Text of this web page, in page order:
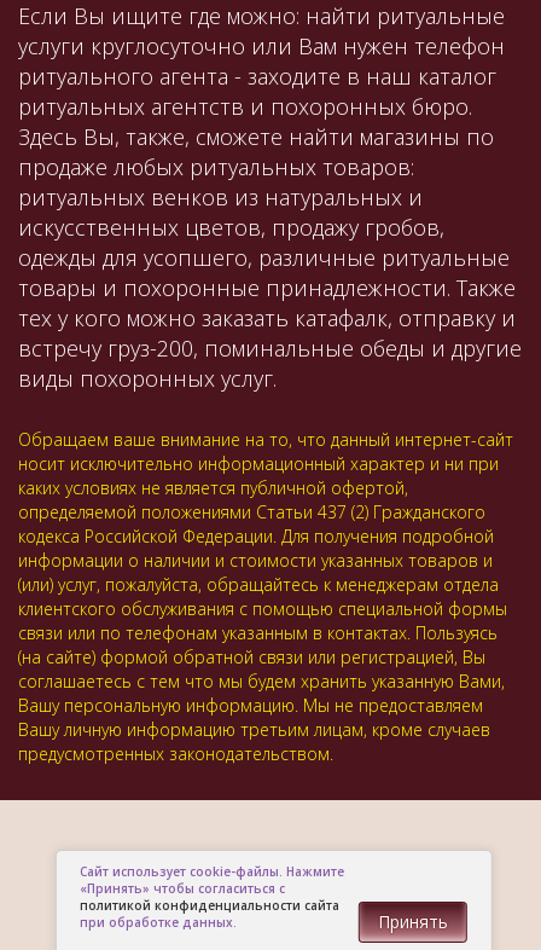
Если Вы ищите где можно: найти ритуальные
услуги круглосуточно или Вам нужен телефон
ритуального агента - заходите в наш каталог
ритуальных агентств и похоронных бюро.
Здесь Вы, также, сможете найти магазины по
продаже любых ритуальных товаров:
ритуальных венков из натуральных и
искусственных цветов, продажу гробов,
одежды для усопшего, различные ритуальные
товары и похоронные принадлежности. Также
тех у кого можно заказать катафалк, отправку и
встречу груз-200, поминальные обеды и другие
виды похоронных услуг.
Обращаем ваше внимание на то, что данный интернет-сайт
носит исключительно информационный характер и ни при
каких условиях не является публичной офертой,
определяемой положениями Статьи 437 (2) Гражданского
кодекса Российской Федерации. Для получения подробной
информации о наличии и стоимости указанных товаров и
(или) услуг, пожалуйста, обращайтесь к менеджерам отдела
клиентского обслуживания с помощью специальной формы
связи или по телефонам указанным в контактах. Пользуясь
(на сайте) формой обратной связи или регистрацией, Вы
соглашаетесь с тем что мы будем хранить указанную Вами,
Вашу персональную информацию. Мы не предоставляем
Вашу личную информацию третьим лицам, кроме случаев
предусмотренных законодательством.
Сайт использует cookie-файлы. Нажмите
«Принять» чтобы согласиться с
политикой конфиденциальности сайта
при обработке данных.
Принять